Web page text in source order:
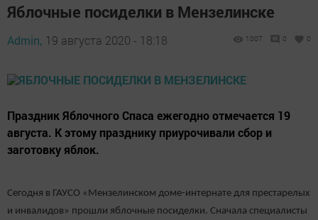
Яблочные посиделки в Мензелинске
Admin, 19 августа 2020 - 18:18 1007 0 0
Праздник Яблочного Спаса ежегодно отмечается 19
августа. К этому празднику приурочивали сбор и
заготовку яблок.
Сегодня в ГАУСО «Мензелинском доме-интернате для престарелых
и инвалидов» прошли яблочные посиделки. Сначала специалисты